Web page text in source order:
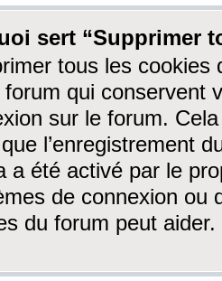
sert “Supprimer
tous les cookies
forum qui conservent
sur le forum.
l’enregistrement
a été activé par le
de connexion ou
du forum peut aider.